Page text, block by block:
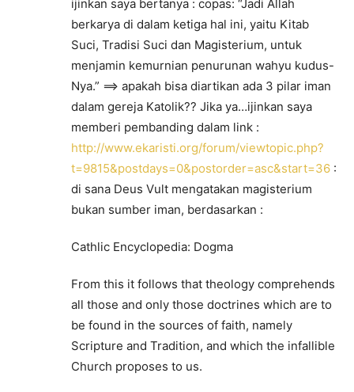
ijinkan saya bertanya : copas: “Jadi Allah
berkarya di dalam ketiga hal ini, yaitu Kitab
Suci, Tradisi Suci dan Magisterium, untuk
menjamin kemurnian penurunan wahyu kudus-
Nya.” ==> apakah bisa diartikan ada 3 pilar iman
dalam gereja Katolik?? Jika ya…ijinkan saya
memberi pembanding dalam link :
http://www.ekaristi.org/forum/viewtopic.php?
t=9815&postdays=0&postorder=asc&start=36 :
di sana Deus Vult mengatakan magisterium
bukan sumber iman, berdasarkan :
Cathlic Encyclopedia: Dogma
From this it follows that theology comprehends
all those and only those doctrines which are to
be found in the sources of faith, namely
Scripture and Tradition, and which the infallible
Church proposes to us.